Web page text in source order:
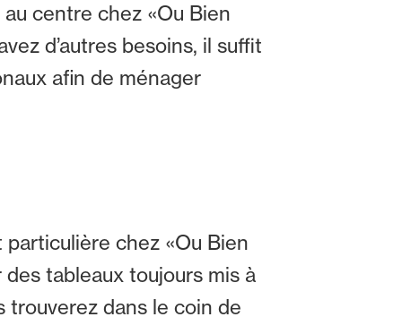
centre chez «Ou Bien
d’autres besoins, il suffit
afin de ménager
chez «Ou Bien
tableaux toujours mis à
trouverez dans le coin de